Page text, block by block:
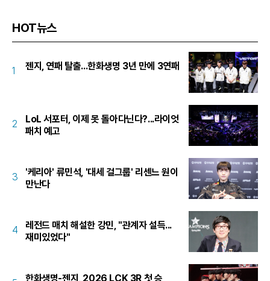
HOT뉴스
1 젠지, 연패 탈출...한화생명 3년 만에 3연패
2
LoL 서포터, 이제 못 돌아다닌다?...라이엇
패치 예고
3
'케리아' 류민석, '대세 걸그룹' 리센느 원이
만난다
4
레전드 매치 해설한 강민, "관계자 설득...
재미있었다"
한화생명-젠지, 2026 LCK 3R 첫 승